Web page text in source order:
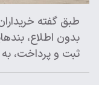
طبق گفته
بدون اطلاع،
ثبت و پرداخت،